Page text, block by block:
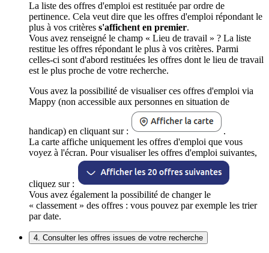
La liste des offres d'emploi est restituée par ordre de
pertinence. Cela veut dire que les offres d'emploi répondant le
plus à vos critères s'affichent en premier.
Vous avez renseigné le champ « Lieu de travail » ? La liste
restitue les offres répondant le plus à vos critères. Parmi
celles-ci sont d'abord restituées les offres dont le lieu de travail
est le plus proche de votre recherche.
Vous avez la possibilité de visualiser ces offres d'emploi via
Mappy (non accessible aux personnes en situation de
handicap) en cliquant sur :
.
La carte affiche uniquement les offres d'emploi que vous
voyez à l'écran. Pour visualiser les offres d'emploi suivantes,
cliquez sur :
Vous avez également la possibilité de changer le
« classement » des offres : vous pouvez par exemple les trier
par date.
4. Consulter les offres issues de votre recherche